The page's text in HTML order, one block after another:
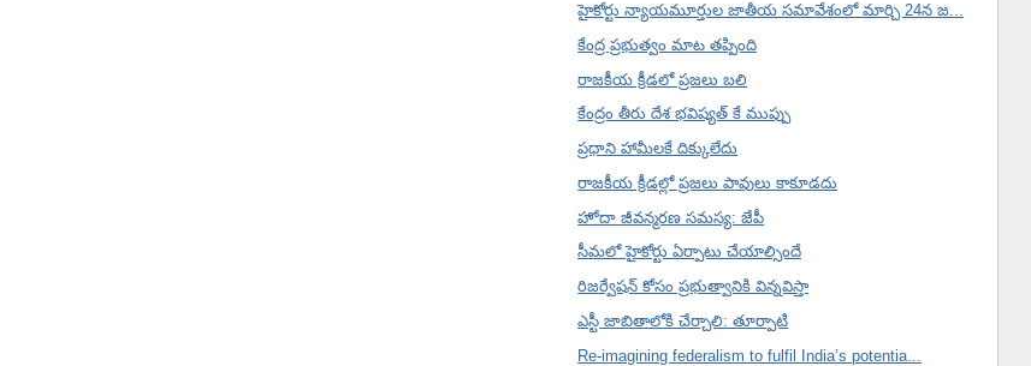
హైకోర్టు న్యాయమూర్తుల జాతీయ సమావేశంలో మార్చి 24న జ...
కేంద్ర ప్రభుత్వం మాట తప్పింది
రాజకీయ క్రీడలో ప్రజలు బలి
కేంద్రం తీరు దేశ భవిష్యత్ కే ముప్పు
ప్రధాని హామీలకే దిక్కులేదు
రాజకీయ క్రీడల్లో ప్రజలు పావులు కాకూడదు
హోదా జీవన్మరణ సమస్య: జేపీ
సీమలో హైకోర్టు ఏర్పాటు చేయాల్సిందే
రిజర్వేషన్ కోసం ప్రభుత్వానికి విన్నవిస్తా
ఎస్టీ జాబితాలోకి చేర్చాలి: తూర్పాటి
Re-imagining federalism to fulfil India’s potentia...